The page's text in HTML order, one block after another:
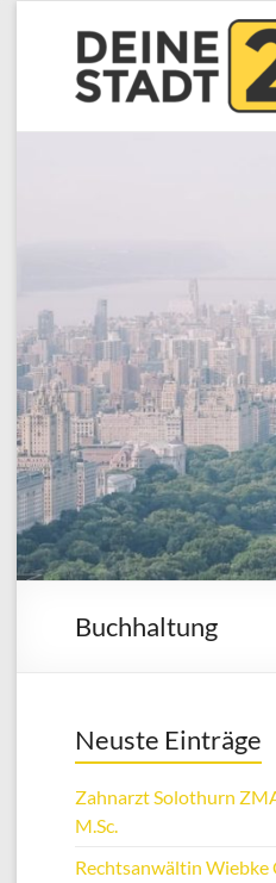
Buchhaltung
Neuste Einträge
Zahnarzt Solothurn
M.Sc.
Rechtsanwältin Wiebke